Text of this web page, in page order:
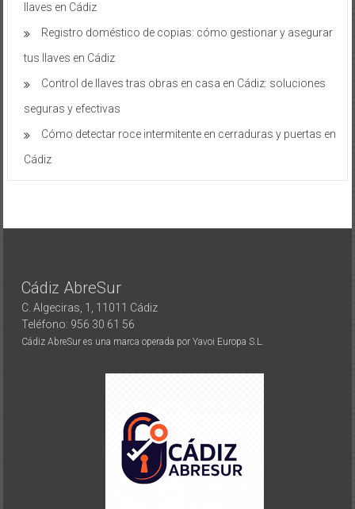
llaves en Cádiz
Registro doméstico de copias: cómo gestionar y asegurar
tus llaves en Cádiz
Control de llaves tras obras en casa en Cádiz: soluciones
seguras y efectivas
Cómo detectar roce intermitente en cerraduras y puertas en
Cádiz
Cádiz AbreSur
C. Algeciras, 1, 11011 Cádiz
Teléfono: 956 30 61 56
Cádiz AbreSur es una marca operada por Yavoi Europa S.L.